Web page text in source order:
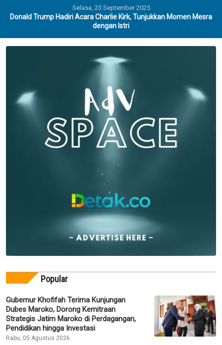
Selasa, 23 September 2025
Donald Trump Hadiri Acara Charlie Kirk, Tunjukkan Momen Mesra
dengan Istri
Popular
Gubernur Khofifah Terima Kunjungan
Dubes Maroko, Dorong Kemitraan
Strategis Jatim Maroko di Perdagangan,
Pendidikan hingga Investasi
Rabu, 05 Agustus 2026